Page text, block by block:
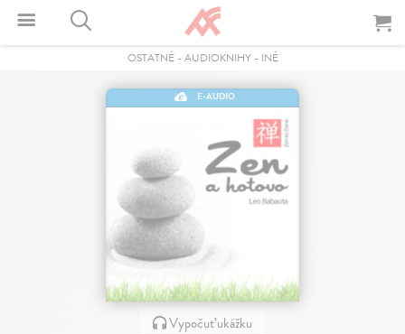
OSTATNÉ- AUDIOKNIHY- INÉ
E-AUDIO
Vypočuť ukážku